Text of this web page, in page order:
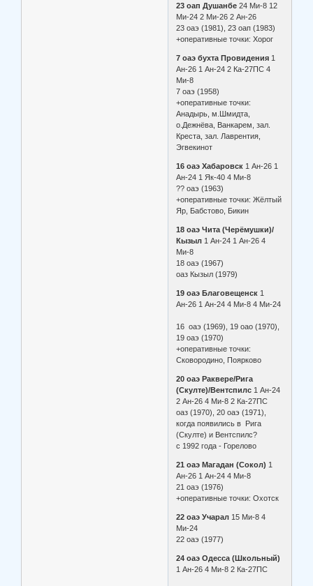
23 оап Душанбе 24 Ми-8 12
Ми-24 2 Ми-26 2 Ан-26
23 оаэ (1981), 23 оап (1983)
+оперативные точки: Хорог
7 оаэ бухта Провидения 1
Ан-26 1 Ан-24 2 Ка-27ПС 4
Ми-8
7 оаэ (1958)
+оперативные точки:
Анадырь, м.Шмидта,
о.Дежнёва, Ванкарем, зал.
Креста, зал. Лаврентия,
Эгвекинот
16 оаэ Хабаровск 1 Ан-26 1
Ан-24 1 Як-40 4 Ми-8
?? оаэ (1963)
+оперативные точки: Жёлтый
Яр, Бабстово, Бикин
18 оаэ Чита (Черёмушки)/
Кызыл 1 Ан-24 1 Ан-26 4
Ми-8
18 оаэ (1967)
оаз Кызыл (1979)
19 оаэ Благовещенск 1
Ан-26 1 Ан-24 4 Ми-8 4 Ми-24
16 оаэ (1969), 19 оао (1970),
19 оаэ (1970)
+оперативные точки:
Сковородино, Поярково
20 оаэ Раквере/Рига
(Скулте)/Вентспилс 1 Ан-24
2 Ан-26 4 Ми-8 2 Ка-27ПС
оаз (1970), 20 оаэ (1971),
когда появились в Рига
(Скулте) и Вентспилс?
с 1992 года - Горелово
21 оаэ Магадан (Сокол) 1
Ан-26 1 Ан-24 4 Ми-8
21 оаэ (1976)
+оперативные точки: Охотск
22 оаэ Учарал 15 Ми-8 4
Ми-24
22 оаэ (1977)
24 оаэ Одесса (Школьный)
1 Ан-26 4 Ми-8 2 Ка-27ПС